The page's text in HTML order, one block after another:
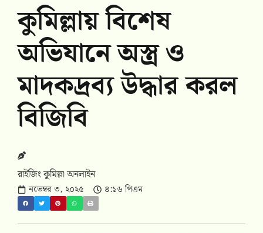
কুমিল্লায় বিশেষ
অভিযানে অস্ত্র ও
মাদকদ্রব্য উদ্ধার করল
বিজিবি
রাইজিং কুমিল্লা অনলাইন
নভেম্বর ৩, ২০২৫ ৪:১৬ পিএম